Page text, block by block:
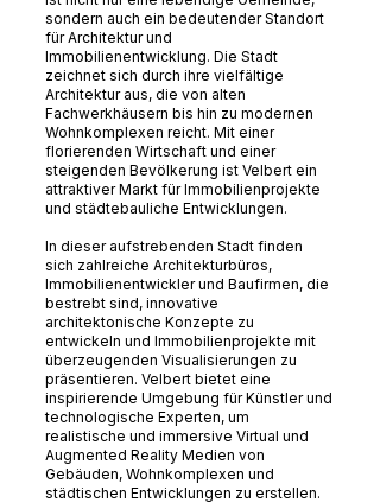
sondern auch ein bedeutender Standort
für Architektur und
Immobilienentwicklung. Die Stadt
zeichnet sich durch ihre vielfältige
Architektur aus, die von alten
Fachwerkhäusern bis hin zu modernen
Wohnkomplexen reicht. Mit einer
florierenden Wirtschaft und einer
steigenden Bevölkerung ist Velbert ein
attraktiver Markt für Immobilienprojekte
und städtebauliche Entwicklungen.
In dieser aufstrebenden Stadt finden
sich zahlreiche Architekturbüros,
Immobilienentwickler und Baufirmen, die
bestrebt sind, innovative
architektonische Konzepte zu
entwickeln und Immobilienprojekte mit
überzeugenden Visualisierungen zu
präsentieren. Velbert bietet eine
inspirierende Umgebung für Künstler und
technologische Experten, um
realistische und immersive Virtual und
Augmented Reality Medien von
Gebäuden, Wohnkomplexen und
städtischen Entwicklungen zu erstellen.